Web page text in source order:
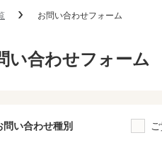
お問い合わせフォーム
い合わせフォーム
問い合わせ種別